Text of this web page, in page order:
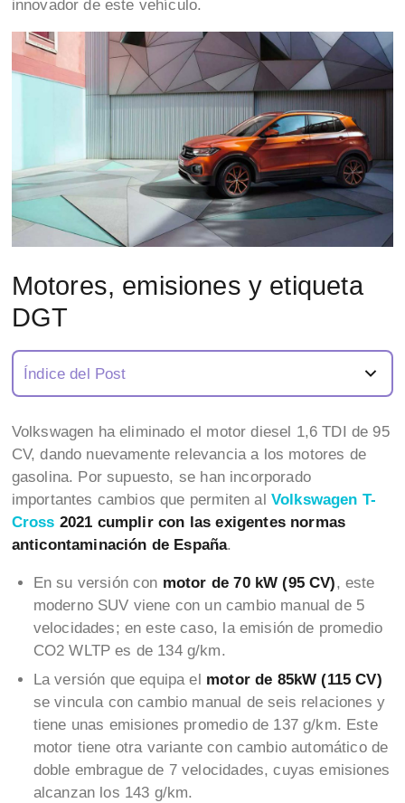
innovador de este vehículo.
Motores, emisiones y etiqueta
DGT
Índice del Post
Volkswagen ha eliminado el motor diesel 1,6 TDI de 95
CV, dando nuevamente relevancia a los motores de
gasolina. Por supuesto, se han incorporado
importantes cambios que permiten al Volkswagen T-
Cross 2021 cumplir con las exigentes normas
anticontaminación de España.
En su versión con motor de 70 kW (95 CV), este
moderno SUV viene con un cambio manual de 5
velocidades; en este caso, la emisión de promedio
CO2 WLTP es de 134 g/km.
La versión que equipa el motor de 85kW (115 CV)
se vincula con cambio manual de seis relaciones y
tiene unas emisiones promedio de 137 g/km. Este
motor tiene otra variante con cambio automático de
doble embrague de 7 velocidades, cuyas emisiones
alcanzan los 143 g/km.